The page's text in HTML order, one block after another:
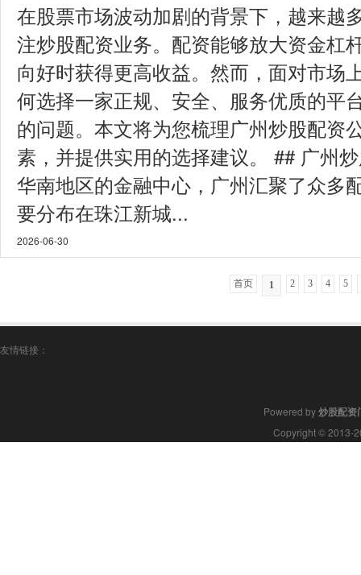
在股票市场波动加剧的背景下，越来越
注炒股配资业务。配资能够放大资金杠
向好时获得更高收益。然而，面对市场
何选择一家正规、安全、服务优质的平
的问题。本文将为您梳理广州炒股配资
素，并提供实用的选择建议。 ## 广州
华南地区的金融中心，广州汇聚了众多
要分布在珠江新城...
2026-06-30
首页 1 2 3 4 5
友情链接：
Powered by炒股配资
Copyright© 2013-